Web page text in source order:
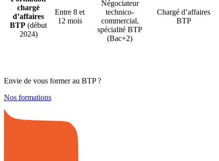
chargé
d’affaires
BTP (début
2024)
Entre 8 et
12 mois
Négociateur
technico-
commercial,
spécialité BTP
(Bac+2)
Chargé d’affaires
BTP
Envie de vous former au BTP ?
Nos formations